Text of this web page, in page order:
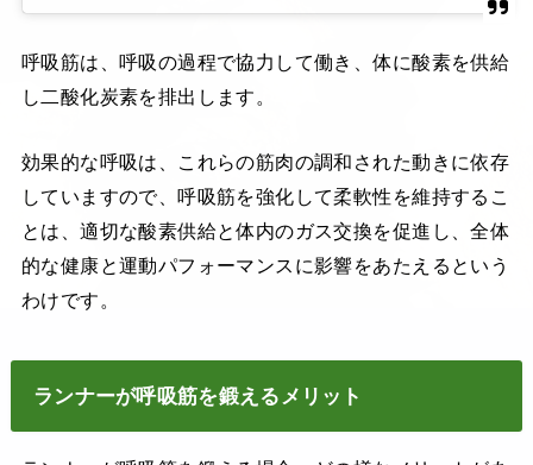
呼吸筋は、呼吸の過程で協力して働き、体に酸素を供給
し二酸化炭素を排出します。
効果的な呼吸は、これらの筋肉の調和された動きに依存
していますので、呼吸筋を強化して柔軟性を維持するこ
とは、適切な酸素供給と体内のガス交換を促進し、全体
的な健康と運動パフォーマンスに影響をあたえるという
わけです。
ランナーが呼吸筋を鍛えるメリット